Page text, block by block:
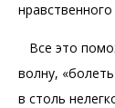
Все это
волну,
в столь